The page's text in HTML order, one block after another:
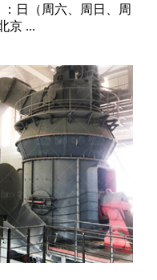
日（周六、周日、周
京 ...